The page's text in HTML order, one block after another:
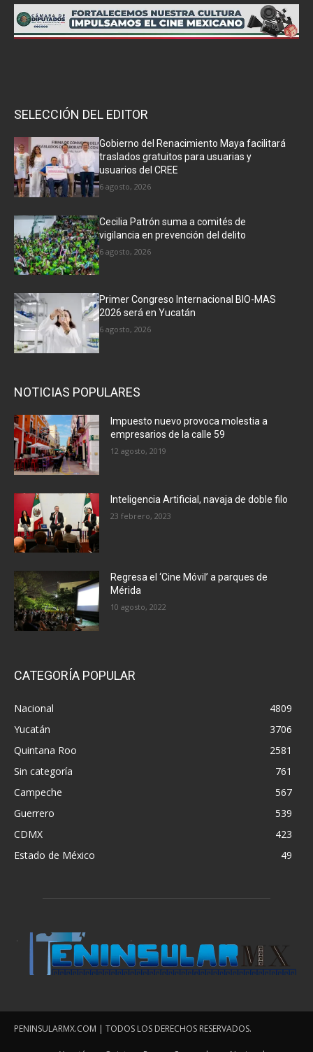
SELECCIÓN DEL EDITOR
Gobierno del Renacimiento Maya facilitará
traslados gratuitos para usuarias y
usuarios del CREE
6 agosto, 2026
Cecilia Patrón suma a comités de
vigilancia en prevención del delito
6 agosto, 2026
Primer Congreso Internacional BIO-MAS
2026 será en Yucatán
6 agosto, 2026
NOTICIAS POPULARES
Impuesto nuevo provoca molestia a
empresarios de la calle 59
12 agosto, 2019
Inteligencia Artificial, navaja de doble filo
23 febrero, 2023
Regresa el ‘Cine Móvil’ a parques de
Mérida
10 agosto, 2022
CATEGORÍA POPULAR
Nacional
4809
Yucatán
3706
Quintana Roo
2581
Sin categoría
761
Campeche
567
Guerrero
539
CDMX
423
Estado de México
49
PENINSULARMX.COM | TODOS LOS DERECHOS RESERVADOS.